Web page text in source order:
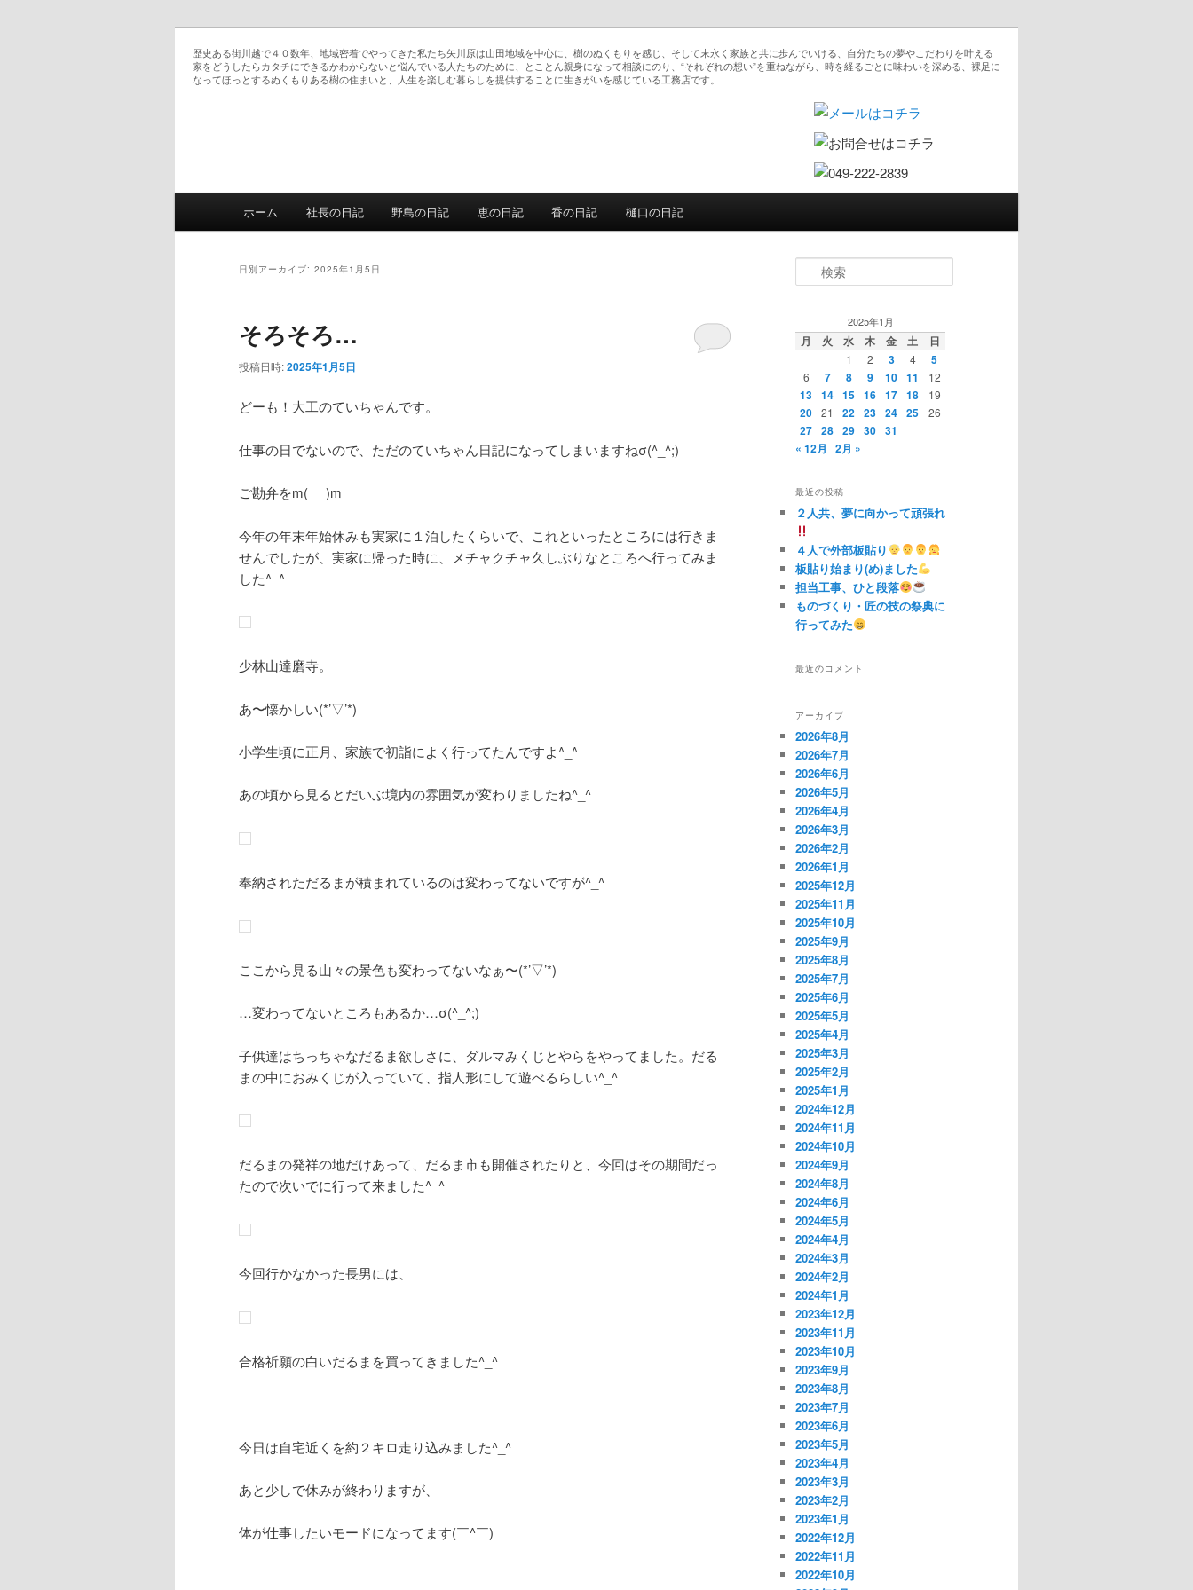
歴史ある街川越で４０数年、地域密着でやってきた私たち矢川原は山田地域を中心に、樹のぬくもりを感じ、そして末永く家族と共に歩んでいける、自分たちの夢やこだわりを叶える
家をどうしたらカタチにできるかわからないと悩んでいる人たちのために、とことん親身になって相談にのり、“それぞれの想い”を重ねながら、時を経るごとに味わいを深める、裸足に
なってほっとするぬくもりある樹の住まいと、人生を楽しむ暮らしを提供することに生きがいを感じている工務店です。
ていちゃん大工日記
メインコンテンツへ移動
サブコンテンツへ移動
ホーム 社長の日記 野島の日記 恵の日記 香の日記 樋口の日記
日別アーカイブ:2025年1月5日
そろそろ…
投稿日時:2025年1月5日
どーも！大工のていちゃんです。
仕事の日でないので、ただのていちゃん日記になってしまいますねσ(^_^;)
ご勘弁をm(_ _)m
今年の年末年始休みも実家に１泊したくらいで、これといったところには行きま
せんでしたが、実家に帰った時に、メチャクチャ久しぶりなところへ行ってみま
した^_^
少林山達磨寺。
あ〜懐かしい(*’▽’*)
小学生頃に正月、家族で初詣によく行ってたんですよ^_^
あの頃から見るとだいぶ境内の雰囲気が変わりましたね^_^
奉納されただるまが積まれているのは変わってないですが^_^
ここから見る山々の景色も変わってないなぁ〜(*’▽’*)
…変わってないところもあるか…σ(^_^;)
子供達はちっちゃなだるま欲しさに、ダルマみくじとやらをやってました。だる
まの中におみくじが入っていて、指人形にして遊べるらしい^_^
だるまの発祥の地だけあって、だるま市も開催されたりと、今回はその期間だっ
たので次いでに行って来ました^_^
今回行かなかった長男には、
合格祈願の白いだるまを買ってきました^_^
今日は自宅近くを約２キロ走り込みました^_^
あと少しで休みが終わりますが、
体が仕事したいモードになってます(￣^￣)ゞ
2025年1月
月 火 水 木 金 土 日
1 2 3 4 5
6 7 8 9 10 11 12
13 14 15 16 17 18 19
20 21 22 23 24 25 26
27 28 29 30 31
« 12月
2月 »
最近の投稿
２人共、夢に向かって頑張れ
４人で外部板貼り
板貼り始まり(め)ました
担当工事、ひと段落
ものづくり・匠の技の祭典に
行ってみた
最近のコメント
アーカイブ
2026年8月
2026年7月
2026年6月
2026年5月
2026年4月
2026年3月
2026年2月
2026年1月
2025年12月
2025年11月
2025年10月
2025年9月
2025年8月
2025年7月
2025年6月
2025年5月
2025年4月
2025年3月
2025年2月
2025年1月
2024年12月
2024年11月
2024年10月
2024年9月
2024年8月
2024年6月
2024年5月
2024年4月
2024年3月
2024年2月
2024年1月
2023年12月
2023年11月
2023年10月
2023年9月
2023年8月
2023年7月
2023年6月
2023年5月
2023年4月
2023年3月
2023年2月
2023年1月
2022年12月
2022年11月
2022年10月